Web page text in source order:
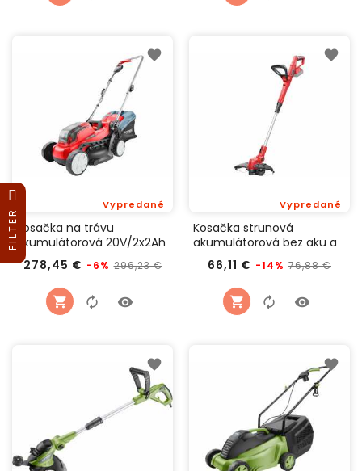
Kosačka na trávu
akumulátorová 20V/2x2Ah
pr. kosenia 33cm, Extol
Premium 8895720
278,45 € Bežná
-6% 296,23 €
Vypredané
Cena
Kosačka strunová
akumulátorová bez aku a
nabíjačky, pr. sekania
30cm, Extol Premium
8895713
66,11 € Bežná
-14% 76,88 €
Vypredané
FILTER